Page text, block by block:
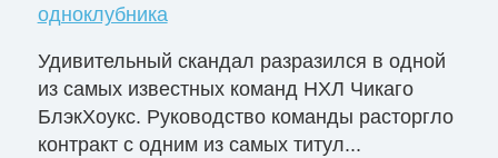
одноклубника
Удивительный скандал разразился в одной
из самых известных команд НХЛ Чикаго
БлэкХоукс. Руководство команды расторгло
контракт с одним из самых титул...